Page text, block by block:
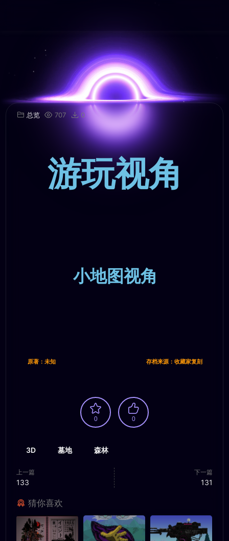
总览 707 0
游玩视角
小地图视角
原著：未知 存档来源：收藏家复刻
0 0
3D 墓地 森林
上一篇
133
下一篇
131
猜你喜欢